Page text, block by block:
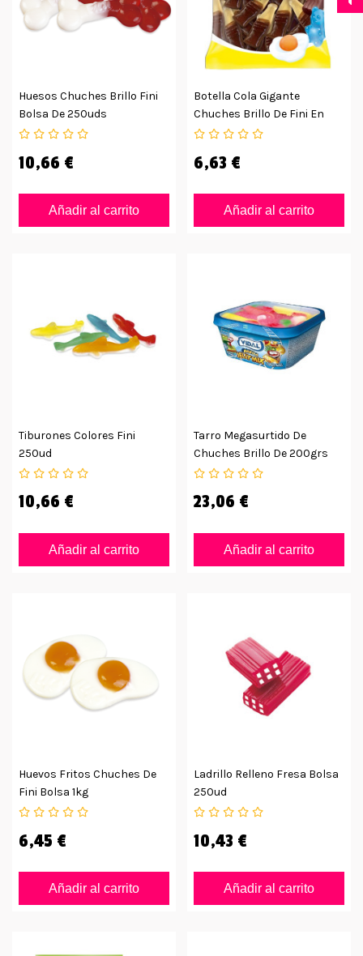
Huesos Chuches Brillo Fini
Bolsa De 250uds
10,66 €
Añadir al carrito
Botella Cola Gigante
Chuches Brillo De Fini En
Bolsa 1kg
6,63 €
Añadir al carrito
Tiburones Colores Fini
250ud
10,66 €
Añadir al carrito
Tarro Megasurtido De
Chuches Brillo De 200grs
12uds
23,06 €
Añadir al carrito
Huevos Fritos Chuches De
Fini Bolsa 1kg
6,45 €
Añadir al carrito
Ladrillo Relleno Fresa Bolsa
250ud
10,43 €
Añadir al carrito